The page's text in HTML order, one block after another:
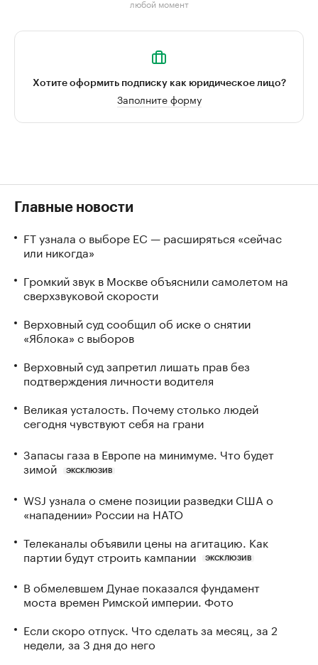
любой момент
Хотите оформить подписку как юридическое лицо?
Заполните форму
Главные новости
FT узнала о выборе ЕС — расширяться «сейчас
или никогда»
Громкий звук в Москве объяснили самолетом на
сверхзвуковой скорости
Верховный суд сообщил об иске о снятии
«Яблока» с выборов
Верховный суд запретил лишать прав без
подтверждения личности водителя
Великая усталость. Почему столько людей
сегодня чувствуют себя на грани
Запасы газа в Европе на минимуме. Что будет
зимой
ЭКСКЛЮЗИВ
WSJ узнала о смене позиции разведки США о
«нападении» России на НАТО
Телеканалы объявили цены на агитацию. Как
партии будут строить кампании
ЭКСКЛЮЗИВ
В обмелевшем Дунае показался фундамент
моста времен Римской империи. Фото
Если скоро отпуск. Что сделать за месяц, за 2
недели, за 3 дня до него